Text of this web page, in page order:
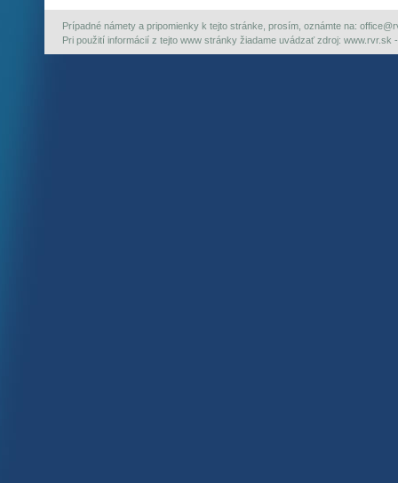
Prípadné námety a pripomienky k tejto stránke, prosím, oznámte na:
Pri použití informácií z tejto www stránky žiadame uvádzať zdroj: www.rvr.sk